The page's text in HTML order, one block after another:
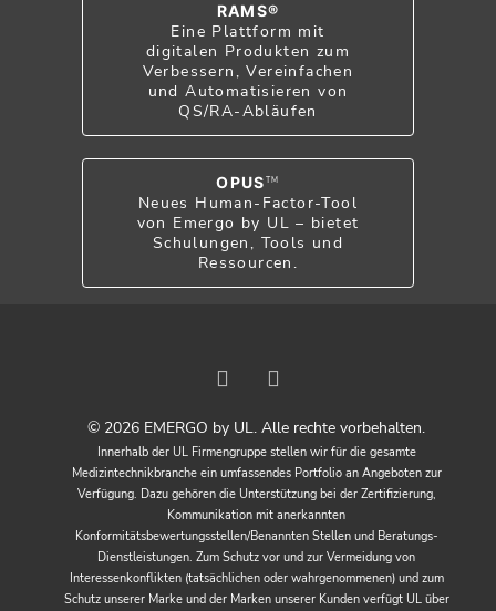
RAMS®
Eine Plattform mit
digitalen Produkten zum
Verbessern, Vereinfachen
und Automatisieren von
QS/RA-Abläufen
OPUS TM
Neues Human-Factor-Tool
von Emergo by UL – bietet
Schulungen, Tools und
Ressourcen.
© 2026 EMERGO by UL. Alle rechte vorbehalten.
Innerhalb der UL Firmengruppe stellen wir für die gesamte
Medizintechnikbranche ein umfassendes Portfolio an Angeboten zur
Verfügung. Dazu gehören die Unterstützung bei der Zertifizierung,
Kommunikation mit anerkannten
Konformitätsbewertungsstellen/Benannten Stellen und Beratungs-
Dienstleistungen. Zum Schutz vor und zur Vermeidung von
Interessenkonflikten (tatsächlichen oder wahrgenommenen) und zum
Schutz unserer Marke und der Marken unserer Kunden verfügt UL über